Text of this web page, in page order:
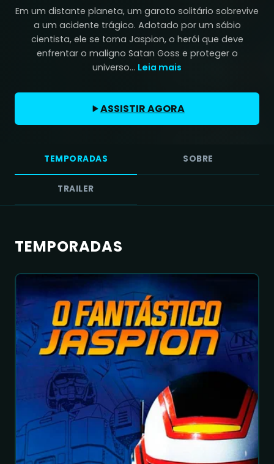
Em um distante planeta, um garoto solitário sobrevive
a um acidente trágico. Adotado por um sábio
cientista, ele se torna Jaspion, o herói que deve
enfrentar o maligno Satan Goss e proteger o
universo... Leia mais
ASSISTIR AGORA
TEMPORADAS SOBRE
TRAILER
TEMPORADAS